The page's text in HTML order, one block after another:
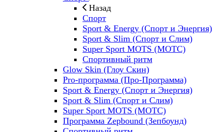
Назад
Спорт
Sport & Energy (Спорт и Энергия)
Sport & Slim (Спорт и Слим)
Super Sport MOTS (МОТС)
Спортивный ритм
Glow Skin (Глоу Скин)
Pro-программа (Про-Программа)
Sport & Energy (Спорт и Энергия)
Sport & Slim (Спорт и Слим)
Super Sport MOTS (МОТС)
Программа Zepbound (Зепбоунд)